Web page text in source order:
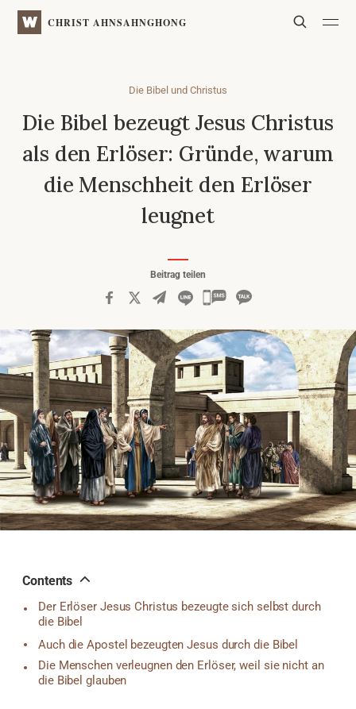
WATVCHRIST AHNSAHNGHONG Search
Die Bibel und Christus
Die Bibel bezeugt Jesus Christus
als den Erlöser: Gründe, warum
die Menschheit den Erlöser
leugnet
Beitrag teilen
카
톡
공
하
기
Contents
Der Erlöser Jesus Christus bezeugte sich selbst durch
die Bibel
Auch die Apostel bezeugten Jesus durch die Bibel
Die Menschen verleugnen den Erlöser, weil sie nicht an
die Bibel glauben